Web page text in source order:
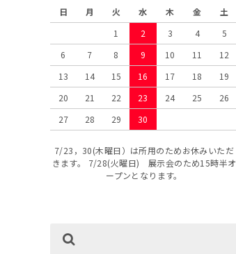
日
月 火 水 木 金
土
1
2 3 4
5
6
7 8 9 10 11
12
13
14 15 16 17 18
19
20
21 22 23 24 25
26
27
28 29 30
7/23，30(木曜日）は所用のためお休みいただ
きます。 7/28(火曜日) 展示会のため15時半オ
ープンとなります。